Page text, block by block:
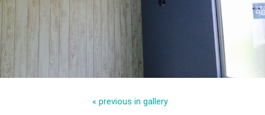
« previous in gallery